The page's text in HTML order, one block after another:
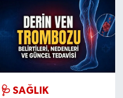
🩺 SAĞLIK